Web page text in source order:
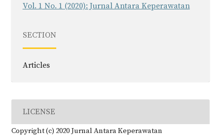
Vol. 1 No. 1 (2020): Jurnal Antara Keperawatan
SECTION
Articles
LICENSE
Copyright (c) 2020 Jurnal Antara Keperawatan